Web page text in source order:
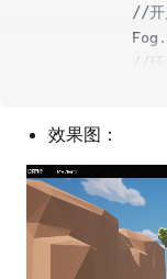
//开
//环
        });
//角色进
//关
效果图：